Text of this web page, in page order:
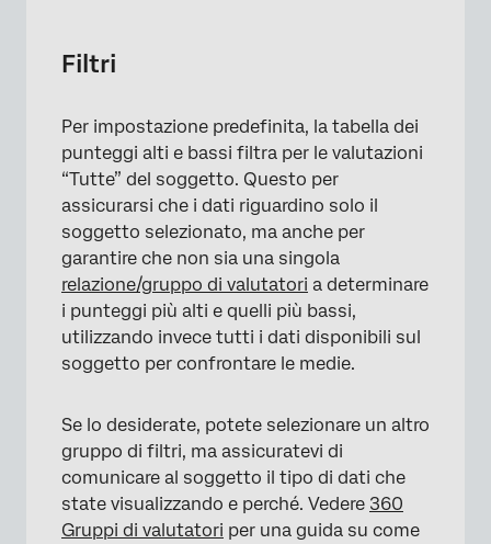
Filtri
Per impostazione predefinita, la tabella dei
punteggi alti e bassi filtra per le valutazioni
“Tutte” del soggetto. Questo per
assicurarsi che i dati riguardino solo il
soggetto selezionato, ma anche per
garantire che non sia una singola
relazione/gruppo di valutatori a determinare
i punteggi più alti e quelli più bassi,
utilizzando invece tutti i dati disponibili sul
soggetto per confrontare le medie.
Se lo desiderate, potete selezionare un altro
gruppo di filtri, ma assicuratevi di
comunicare al soggetto il tipo di dati che
state visualizzando e perché. Vedere 360
Gruppi di valutatori per una guida su come